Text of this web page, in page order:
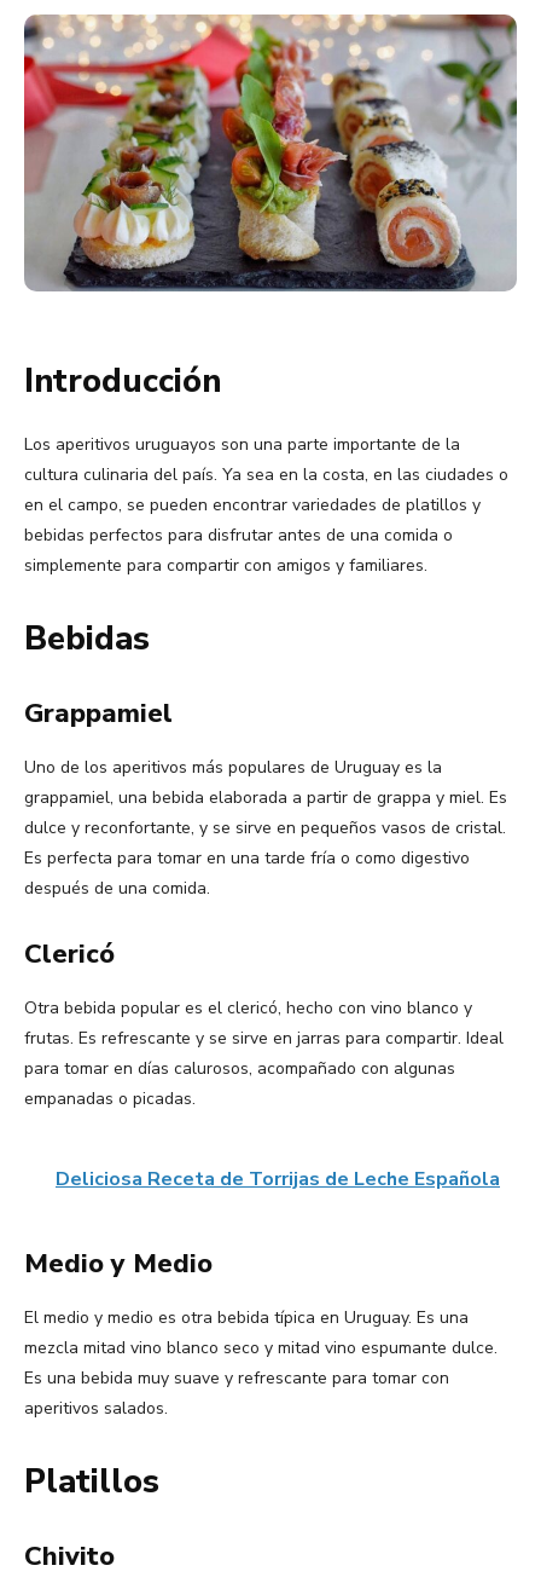
Introducción
Los aperitivos uruguayos son una parte importante de la
cultura culinaria del país. Ya sea en la costa, en las ciudades o
en el campo, se pueden encontrar variedades de platillos y
bebidas perfectos para disfrutar antes de una comida o
simplemente para compartir con amigos y familiares.
Bebidas
Grappamiel
Uno de los aperitivos más populares de Uruguay es la
grappamiel, una bebida elaborada a partir de grappa y miel. Es
dulce y reconfortante, y se sirve en pequeños vasos de cristal.
Es perfecta para tomar en una tarde fría o como digestivo
después de una comida.
Clericó
Otra bebida popular es el clericó, hecho con vino blanco y
frutas. Es refrescante y se sirve en jarras para compartir. Ideal
para tomar en días calurosos, acompañado con algunas
empanadas o picadas.
Deliciosa Receta de Torrijas de Leche Española
Medio y Medio
El medio y medio es otra bebida típica en Uruguay. Es una
mezcla mitad vino blanco seco y mitad vino espumante dulce.
Es una bebida muy suave y refrescante para tomar con
aperitivos salados.
Platillos
Chivito